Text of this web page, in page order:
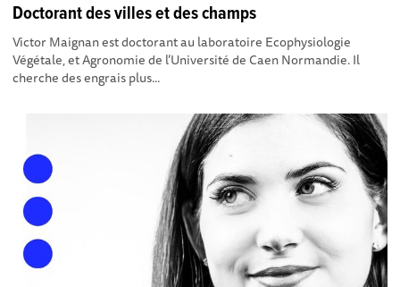
Doctorant des villes et des champs
Victor Maignan est doctorant au laboratoire Ecophysiologie
Végétale, et Agronomie de l’Université de Caen Normandie. Il
cherche des engrais plus...